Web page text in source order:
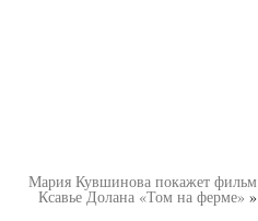
Мария Кувшинова покажет фильм
Ксавье Долана «Том на ферме» »